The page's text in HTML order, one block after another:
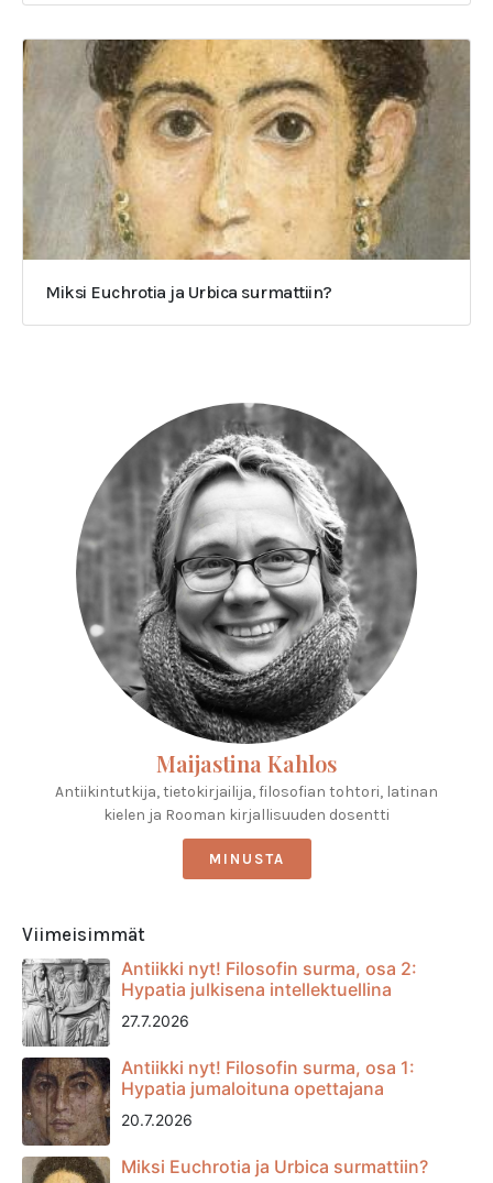
Miksi Euchrotia ja Urbica surmattiin?
Maijastina Kahlos
Antiikintutkija, tietokirjailija, filosofian tohtori, latinan
kielen ja Rooman kirjallisuuden dosentti
MINUSTA
Viimeisimmät
Antiikki nyt! Filosofin surma, osa 2:
Hypatia julkisena intellektuellina
27.7.2026
Antiikki nyt! Filosofin surma, osa 1:
Hypatia jumaloituna opettajana
20.7.2026
Miksi Euchrotia ja Urbica surmattiin?